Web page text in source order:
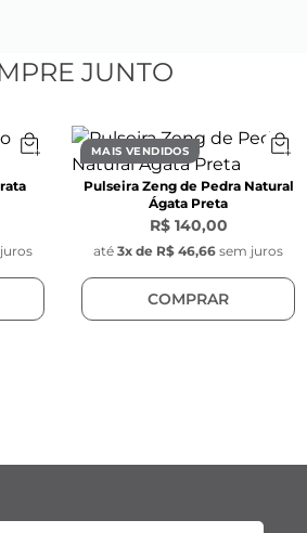
com criação Key Design.
natural, a sua cor pode
JUNTO
MAIS VENDIDOS
Pulseira Zeng de Pedra Natural
Ágata Preta
R$ 140,00
até 3x de R$ 46,66 sem juros
COMPRAR